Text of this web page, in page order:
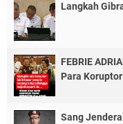
Langkah
FEBRIE
Para
Sang